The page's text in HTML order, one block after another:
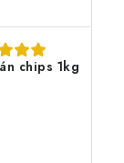
chips 1kg